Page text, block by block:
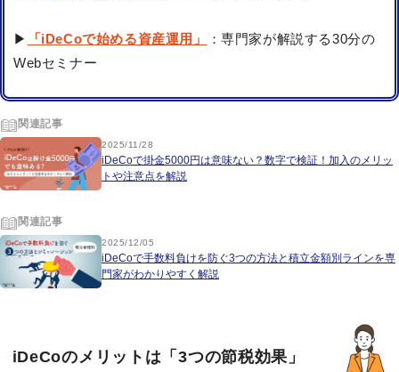
▶ 「iDeCoで始める資産運用」
：専門家が解説する30分の
Webセミナー
関連記事
2025/11/28
iDeCoで掛金5000円は意味ない？数字で検証！加入のメリッ
トや注意点を解説
関連記事
2025/12/05
iDeCoで手数料負けを防ぐ3つの方法と積立金額別ラインを専
門家がわかりやすく解説
iDeCoのメリットは「3つの節税効果」